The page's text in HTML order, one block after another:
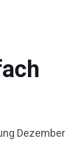
Dezember